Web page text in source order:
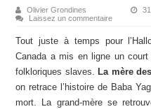
Olivier Grondines
Laissez un commentaire
Tout juste à temps pour
Canada a mis en ligne un
folkloriques slaves. La mère
on retrace l’histoire de Baba
mort. La grand-mère se